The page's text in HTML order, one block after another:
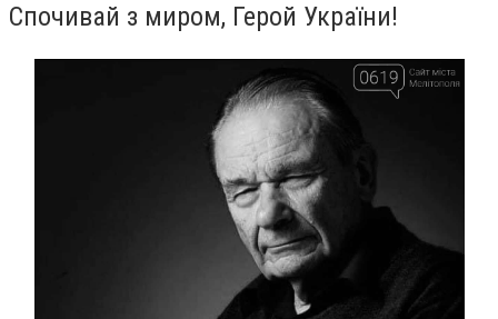
Спочивай з миром, Герой України!